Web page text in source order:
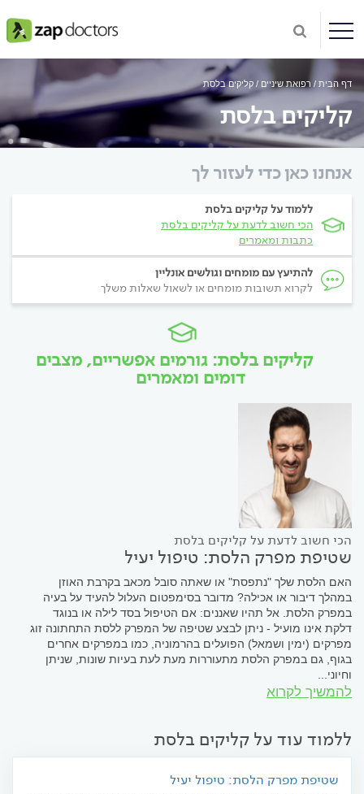
דף הבית רפואת שיניים קליקים בלסת
קליקים בלסת
אנחנו כאן כדי לעזור לך
ללמוד על קליקים בלסת
הכי חשוב לדעת על קליקים בלסת
כתבות ומאמרים
להתיעץ עם מומחים וגולשים אונליין
לקרוא תשובות מומחים או לשאול שאלות משלך
קליקים בלסת: גורמים אפשריים, מצבים
דומים ומאמרים
הכי חשוב לדעת על קליקים בלסת
שטיפת מפרק הלסת: טיפול יעיל
האם הלסת שלך "נתפסת" או שאתה סובל מכאב בקרבת האוזן
במהלך דיבור או אכילה? מדובר בסימפטום העלול להעיד על בעיה
במפרק הלסת. אל תהיו שאננים: אם הטיפול בסד לילה או בנוגד
דלקת אינו מועיל - ניתן לבצע שטיפה של המפרק ללסת התחתונה זוג
מפרקים (ימין ושמאל) הפועלים בהרמוניה, כמו במפרקים אחרים
בגוף, גם במפרק הלסת מתעוררות מעת לעת בעיות שונות, שניתן
וחיוני...
להמשיך לקרוא
ללמוד עוד על קליקים בלסת
שטיפת מפרק הלסת: טיפול יעיל